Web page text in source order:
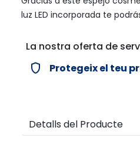
luz LED incorporada te
La nostra oferta de
verified_user Protegeix el teu
Detalls del Producte